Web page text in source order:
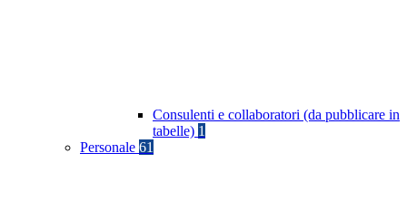
Consulenti e collaboratori (da pubblicare in
tabelle) 1
Personale 61